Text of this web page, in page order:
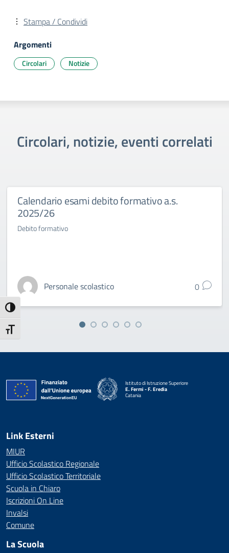
Attiva/disattiva alto contrasto
Attiva/disattiva dimensione testo
Stampa / Condividi
Argomenti
Circolari Notizie
Circolari, notizie, eventi correlati
Calendario esami debito formativo a.s.
2025/26
Debito formativo
Personale scolastico 0
Istituto di Istruzione Superiore
E. Fermi - F. Eredia
Catania
Link Esterni
MIUR
Ufficio Scolastico Regionale
Ufficio Scolastico Territoriale
Scuola in Chiaro
Iscrizioni On Line
Invalsi
Comune
La Scuola